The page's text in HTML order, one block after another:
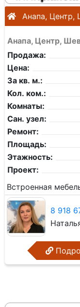
Анапа, Центр,
Анапа, Центр,
Продажа:
Цена:
За кв. м.:
Кол. ком.:
Комнаты:
Сан. узел:
Ремонт:
Площадь:
Этажность:
Проект:
Встроенная
8 918